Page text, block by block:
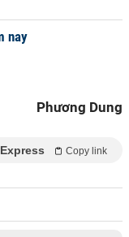
nay
Phương Dung
Copy link